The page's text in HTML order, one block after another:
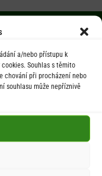
a/nebo přístupu k
Souhlas s těmito
chování při procházení nebo
souhlasu může nepříznivě
hod.